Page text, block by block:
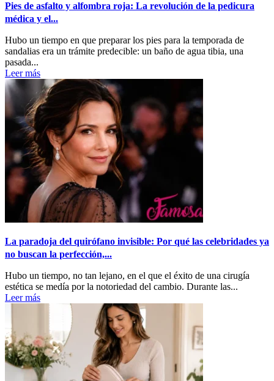
Pies de asfalto y alfombra roja: La revolución de la pedicura
médica y el...
Hubo un tiempo en que preparar los pies para la temporada de
sandalias era un trámite predecible: un baño de agua tibia, una
pasada...
Leer más
La paradoja del quirófano invisible: Por qué las celebridades ya
no buscan la perfección,...
Hubo un tiempo, no tan lejano, en el que el éxito de una cirugía
estética se medía por la notoriedad del cambio. Durante las...
Leer más